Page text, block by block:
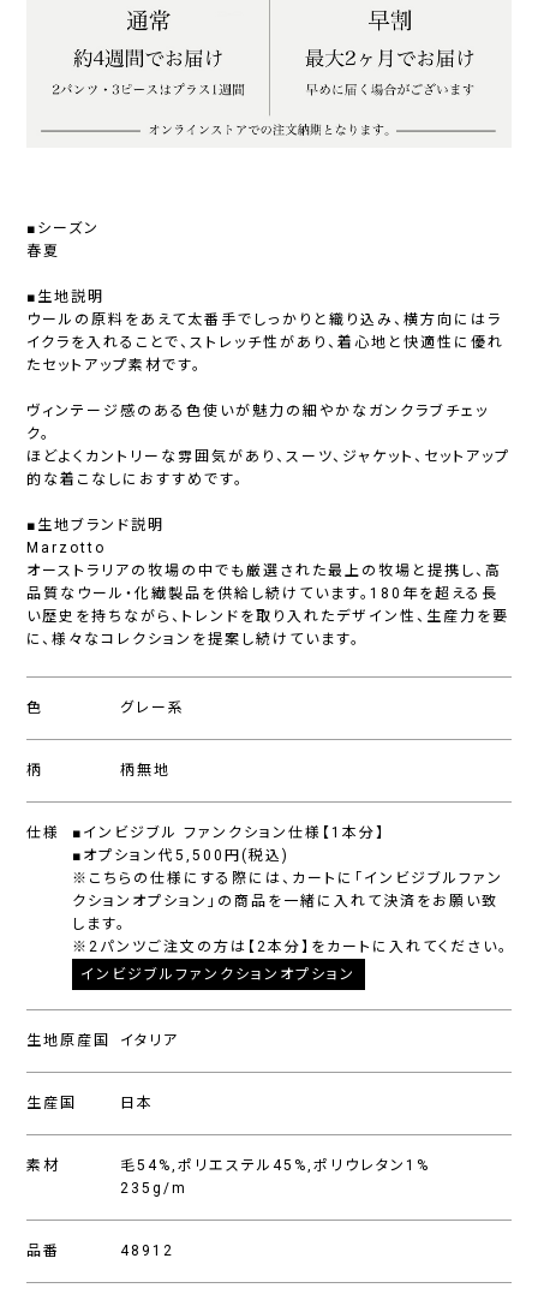
■シーズン
春夏
■生地説明
ウールの原料をあえて太番手でしっかりと織り込み、横方向にはラ
イクラを入れることで、ストレッチ性があり、着心地と快適性に優れ
たセットアップ素材です。
ヴィンテージ感のある色使いが魅力の細やかなガンクラブチェッ
ク。
ほどよくカントリーな雰囲気があり、スーツ、ジャケット、セットアップ
的な着こなしにおすすめです。
■生地ブランド説明
Marzotto
オーストラリアの牧場の中でも厳選された最上の牧場と提携し、高
品質なウール・化繊製品を供給し続けています。180年を超える長
い歴史を持ちながら、トレンドを取り入れたデザイン性、生産力を要
に、様々なコレクションを提案し続けています。
色 グレー系
柄 柄無地
仕様
■インビジブル ファンクション仕様【1本分】
■オプション代5,500円(税込)
※こちらの仕様にする際には、カートに「インビジブルファン
クションオプション」の商品を一緒に入れて決済をお願い致
します。
※2パンツご注文の方は【2本分】をカートに入れてください。
インビジブルファンクションオプション
生地原産国 イタリア
生産国 日本
素材
毛54%,ポリエステル45%,ポリウレタン1%
235g/m
品番 48912